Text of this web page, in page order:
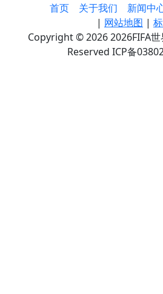
首页 关于我们 新闻中
| 网站地图 |
Copyright © 2026 2026FIFA
Reserved ICP备